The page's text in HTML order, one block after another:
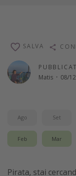
Matis · 08/
SALVA
Ago Set
Feb Mar
Pirata, stai